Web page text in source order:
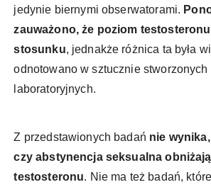
jedynie biernymi obserwatorami.
zauważono, że poziom
stosunku, jednakże różnica ta była
odnotowano w sztucznie stworzonych
laboratoryjnych.
Z przedstawionych badań nie
czy abstynencja seksualna
testosteronu. Nie ma też badań,